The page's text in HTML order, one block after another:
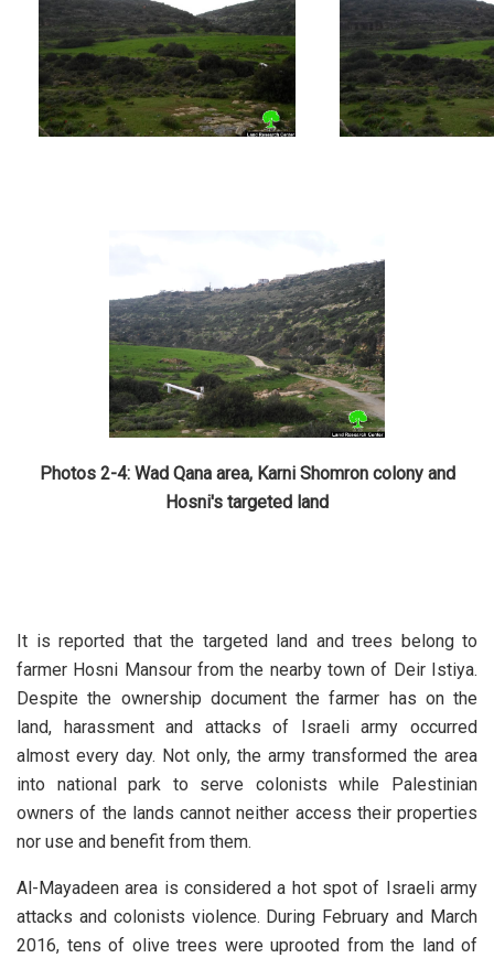
Photos 2-4: Wad Qana area, Karni Shomron colony and
Hosni's targeted land
It is reported that the targeted land and trees belong to
farmer Hosni Mansour from the nearby town of Deir Istiya.
Despite the ownership document the farmer has on the
land, harassment and attacks of Israeli army occurred
almost every day. Not only, the army transformed the area
into national park to serve colonists while Palestinian
owners of the lands cannot neither access their properties
nor use and benefit from them.
Al-Mayadeen area is considered a hot spot of Israeli army
attacks and colonists violence. During February and March
2016, tens of olive trees were uprooted from the land of